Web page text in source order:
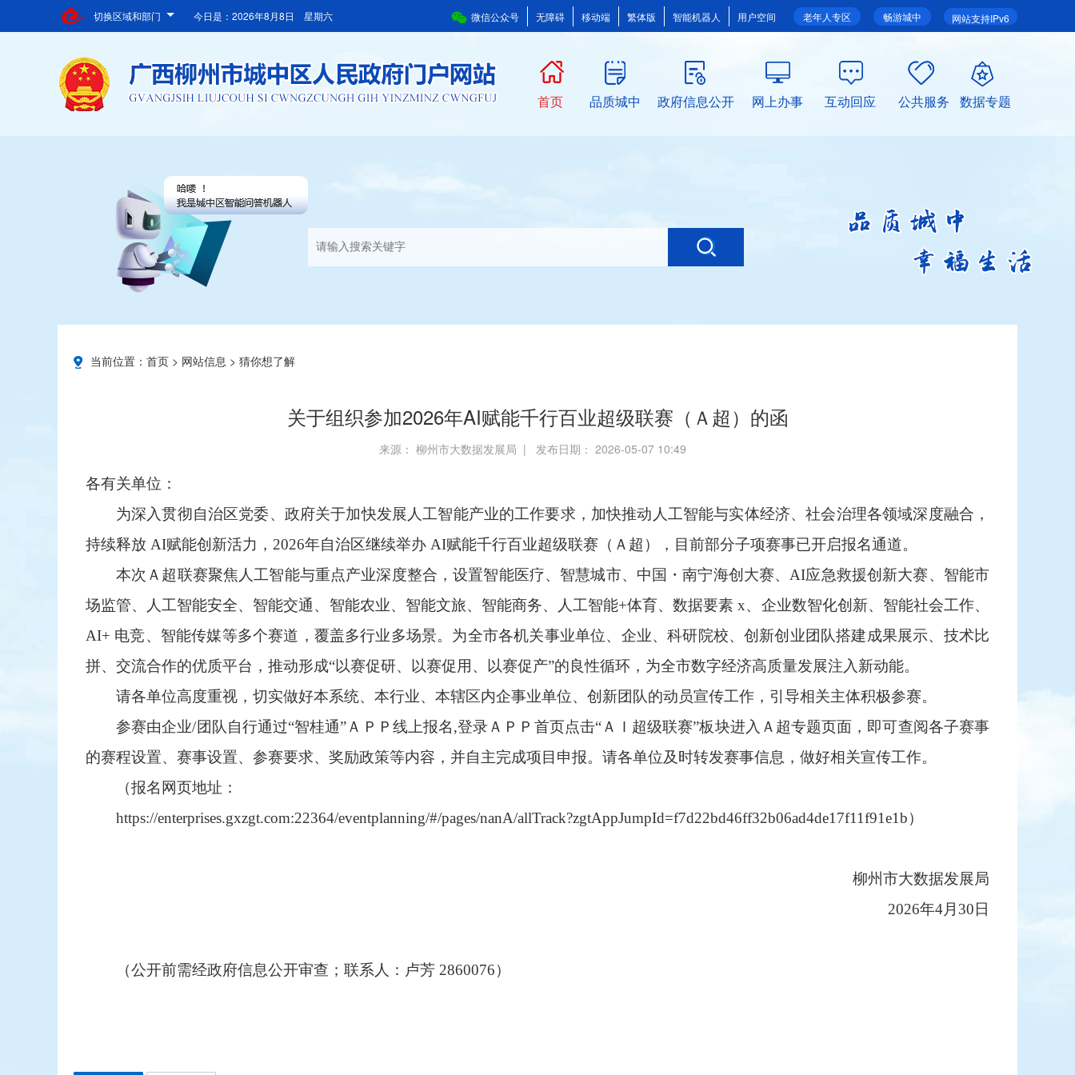
切换区域和部门 网站支持IPv6
畅游城中
老年人专区
微信公众号 无障碍 移动端 繁体版 智能机器人 用户空间
今日是： 2026年8月8日 星期六
首页 品质城中 政府信息公开 网上办事 互动回应 公共服务 数据专题
当前位置： 首页 > 网站信息 > 猜你想了解
关于组织参加2026年AI赋能千行百业超级联赛（Ａ超）的函
来源： 柳州市大数据发展局 | 发布日期： 2026-05-07 10:49
各有关单位：
为深入贯彻自治区党委、政府关于加快发展人工智能产业的工作要求，加快推动人工智能与实体经济、社会治理各领域深度融合，
持续释放 AI赋能创新活力，2026年自治区继续举办 AI赋能千行百业超级联赛（Ａ超），目前部分子项赛事已开启报名通道。
本次Ａ超联赛聚焦人工智能与重点产业深度整合，设置智能医疗、智慧城市、中国・南宁海创大赛、AI应急救援创新大赛、智能市
场监管、人工智能安全、智能交通、智能农业、智能文旅、智能商务、人工智能+体育、数据要素 x、企业数智化创新、智能社会工作、
AI+ 电竞、智能传媒等多个赛道，覆盖多行业多场景。为全市各机关事业单位、企业、科研院校、创新创业团队搭建成果展示、技术比
拼、交流合作的优质平台，推动形成“以赛促研、以赛促用、以赛促产”的良性循环，为全市数字经济高质量发展注入新动能。
请各单位高度重视，切实做好本系统、本行业、本辖区内企事业单位、创新团队的动员宣传工作，引导相关主体积极参赛。
参赛由企业/团队自行通过“智桂通”ＡＰＰ线上报名,登录ＡＰＰ首页点击“ＡＩ超级联赛”板块进入Ａ超专题页面，即可查阅各子赛事
的赛程设置、赛事设置、参赛要求、奖励政策等内容，并自主完成项目申报。请各单位及时转发赛事信息，做好相关宣传工作。
（报名网页地址：
https://enterprises.gxzgt.com:22364/eventplanning/#/pages/nanA/allTrack?zgtAppJumpId=f7d22bd46ff32b06ad4de17f11f91e1b）
柳州市大数据发展局
2026年4月30日
（公开前需经政府信息公开审查；联系人：卢芳 2860076）